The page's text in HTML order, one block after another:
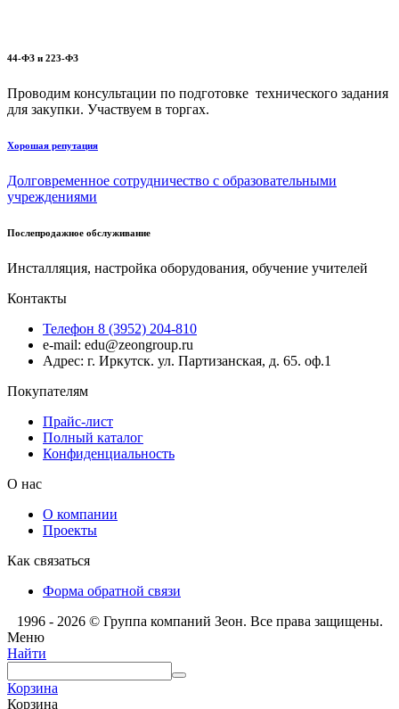
44-ФЗ и 223-ФЗ
Проводим консультации по подготовке технического задания
для закупки. Участвуем в торгах.
Хорошая репутация
Долговременное сотрудничество с образовательными
учреждениями
Послепродажное обслуживание
Инсталляция, настройка оборудования, обучение учителей
Контакты
Телефон 8 (3952) 204-810
e-mail: edu@zeongroup.ru
Адрес: г. Иркутск. ул. Партизанская, д. 65. оф.1
Покупателям
Прайс-лист
Полный каталог
Конфиденциальность
О нас
О компании
Проекты
Как связаться
Форма обратной связи
1996 - 2026 © Группа компаний Зеон. Все права защищены.
Меню
Найти
Корзина
Корзина